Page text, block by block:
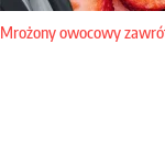
Mrożony owocowy